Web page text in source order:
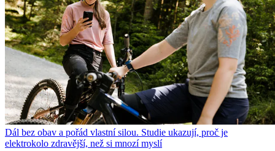
Dál bez obav a pořád vlastní silou. Studie ukazují, proč je
elektrokolo zdravější, než si mnozí myslí